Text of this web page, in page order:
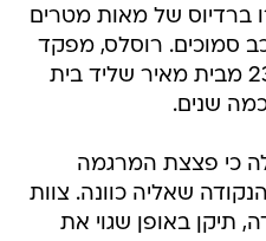
ברדיוס של מאות מטרים
סמוכים. רוסלס, מפקד
מחלקה בחטיבת כפיר בן 23 מבית מאיר שליד בית
שנים.
כי פצצת המרגמה
מטרים מהנקודה שאליה כוונה. צוות
תיקן באופן שגוי את